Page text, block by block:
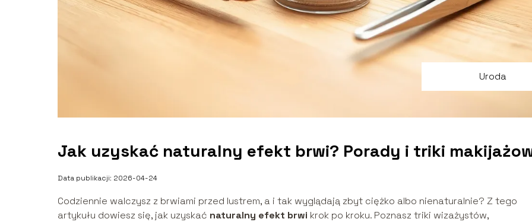
Uroda
Jak uzyskać naturalny efekt brwi? Porady i triki
Data publikacji: 2026-04-24
Codziennie walczysz z brwiami przed lustrem, a i tak wyglądają zbyt ciężko albo nienaturalnie? Z tego
artykułu dowiesz się, jak uzyskać naturalny efekt brwi krok po kroku. Poznasz triki wizażystów,